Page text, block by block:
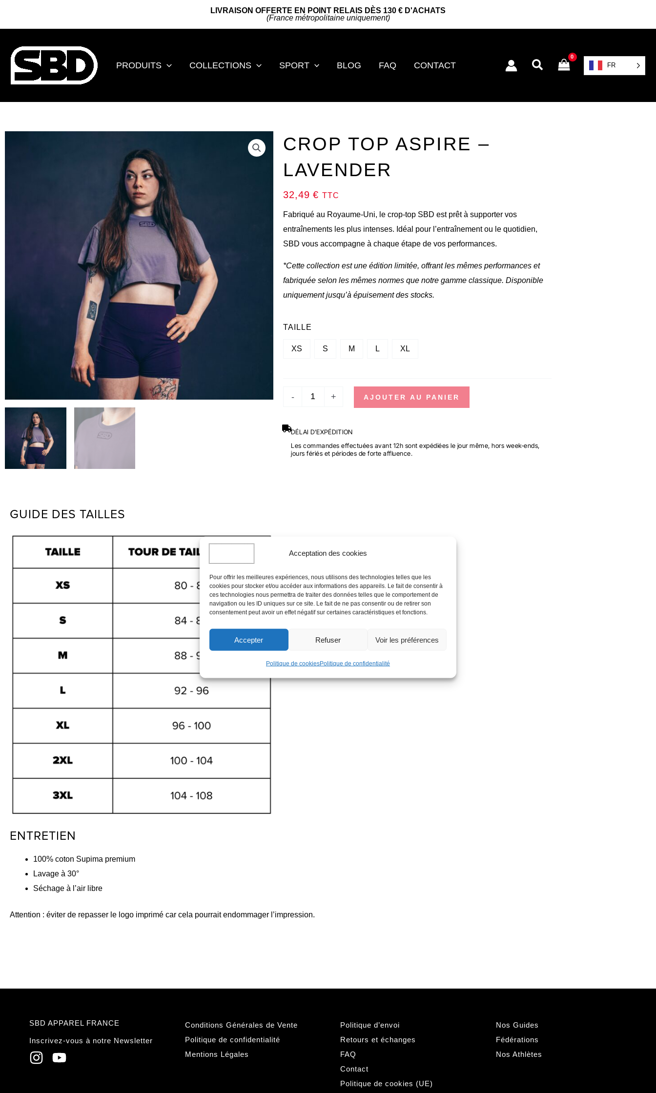
Acceptation des cookies
Pour offrir les meilleures expériences, nous utilisons des technologies telles que les
cookies pour stocker et/ou accéder aux informations des appareils. Le fait de consentir à
ces technologies nous permettra de traiter des données telles que le comportement de
navigation ou les ID uniques sur ce site. Le fait de ne pas consentir ou de retirer son
consentement peut avoir un effet négatif sur certaines caractéristiques et fonctions.
Accepter Refuser Voir les préférences
Politique de cookiesPolitique de confidentialité
LIVRAISON OFFERTE EN POINT RELAIS DÈS 130 € D'ACHATS
(France métropolitaine uniquement)
PRODUITS COLLECTIONS SPORT BLOG FAQ CONTACT Rechercher FR
CROP TOP ASPIRE –
LAVENDER
32,49€ TTC
Fabriqué au Royaume-Uni, le crop-top SBD est prêt à supporter vos
entraînements les plus intenses. Idéal pour l’entraînement ou le quotidien,
SBD vous accompagne à chaque étape de vos performances.
*Cette collection est une édition limitée, offrant les mêmes performances et
fabriquée selon les mêmes normes que notre gamme classique. Disponible
uniquement jusqu’à épuisement des stocks.
TAILLE
XS S M L XL
-
QUANTITÉ
+ AJOUTER AU PANIER
DÉLAI D'EXPÉDITION
Les commandes effectuées avant 12h sont expédiées le jour même, hors week-ends,
jours fériés et périodes de forte affluence.
GUIDE DES TAILLES
ENTRETIEN
100% coton Supima premium
Lavage à 30°
Séchage à l’air libre
Attention : éviter de repasser le logo imprimé car cela pourrait endommager l’impression.
SBD APPAREL FRANCE
Inscrivez-vous à notre Newsletter
Conditions Générales de Vente
Politique de confidentialité
Mentions Légales
Politique d’envoi
Retours et échanges
FAQ
Contact
Politique de cookies (UE)
Nos Guides
Fédérations
Nos Athlètes